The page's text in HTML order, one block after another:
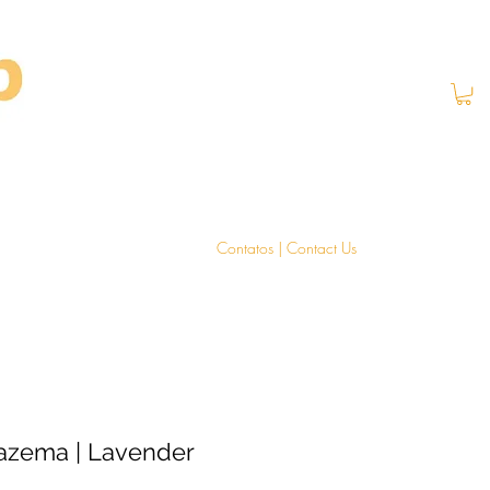
Contatos | Contact Us
| Lavender